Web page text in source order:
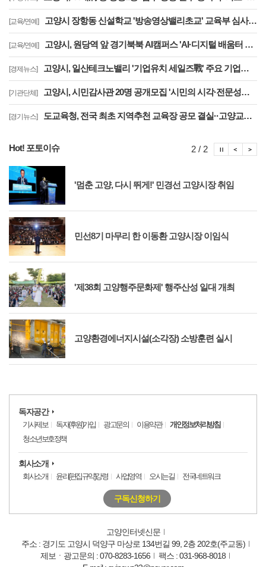
[교육/연예] 고양시 장항동 신설학교 '방송영상밸리초교' 교육부 심사 통과··2030년 개교
[교육/연예] 고양시, 원당역 앞 경기북북 AI캠퍼스 'AI·디지털 배움터 체험존' 12월까지 운영
[경제뉴스] 고양시, 일산테크노밸리 '기업유치 세일즈戰' 주요 기업에 고양시장 명의 투자 제안
[기관단체] 고양시, 시민감사관 20명 공개모집 '시민의 시각·전문성으로 감사행정 제고'
[경기뉴스] 도교육청, 전국 최초 지역추천 교육장 공모 결실··고양교육청 강현주 교육장 선발
Hot! 포토이슈
'멈춘 고양, 다시 뛰게!' 민경선 고양시장 취임
민선8기 마무리 한 이동환 고양시장 이임식
'제38회 고양행주문화제' 행주산성 일대 개최
고양환경에너지시설(소각장) 소방훈련 실시
2 / 2 포
포토이
독자공간
기사제보 독자(후원)가입 광고문의 이용약관
개인정보처리방침
청소년보호정책
회사소개
회사소개 윤리(편집규약)강령 사업영역 오시는길 전국네트워크
구독신청하기
고양인터넷신문
주소 : 경기도 고양시 덕양구 마상로 134번길 99, 2층 202호(주교동)
제보ㆍ광고문의 : 070-8283-1656
팩스 : 031-968-8018